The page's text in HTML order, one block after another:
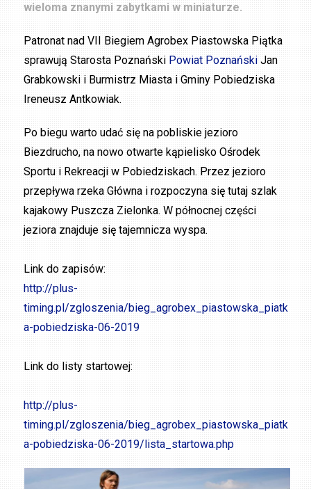
wieloma znanymi zabytkami w miniaturze.
Patronat nad VII Biegiem Agrobex Piastowska Piątka
sprawują Starosta Poznański Powiat Poznański Jan
Grabkowski i Burmistrz Miasta i Gminy Pobiedziska
Ireneusz Antkowiak.
Po biegu warto udać się na pobliskie jezioro
Biezdrucho, na nowo otwarte kąpielisko Ośrodek
Sportu i Rekreacji w Pobiedziskach. Przez jezioro
przepływa rzeka Główna i rozpoczyna się tutaj szlak
kajakowy Puszcza Zielonka. W północnej części
jeziora znajduje się tajemnicza wyspa.
Link do zapisów:
http://plus-
timing.pl/zgloszenia/bieg_agrobex_piastowska_piatk
a-pobiedziska-06-2019
Link do listy startowej:
http://plus-
timing.pl/zgloszenia/bieg_agrobex_piastowska_piatk
a-pobiedziska-06-2019/lista_startowa.php